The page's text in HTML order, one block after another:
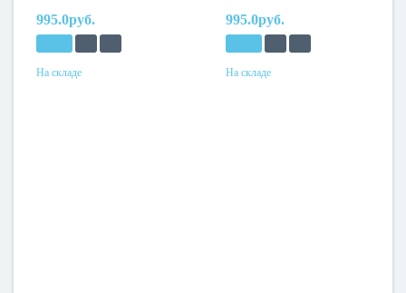
995.0руб.
На складе
995.0руб.
На складе